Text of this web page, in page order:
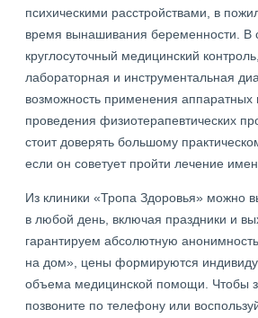
психическими расстройствами, в
время вынашивания беременности. В
круглосуточный медицинский
лабораторная и инструментальная
возможность применения
проведения физиотерапевтических
стоит доверять большому
если он советует пройти лечение
Из клиники «Тропа Здоровья» можно
в любой день, включая праздники и
гарантируем абсолютную
на дом», цены формируются
объема медицинской помощи. Чтобы
позвоните по телефону или